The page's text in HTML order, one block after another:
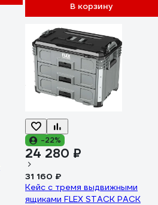
В корзину
-22%
24 280 ₽
31 160 ₽
Кейс с тремя выдвижными
ящиками FLEX STACK PACK